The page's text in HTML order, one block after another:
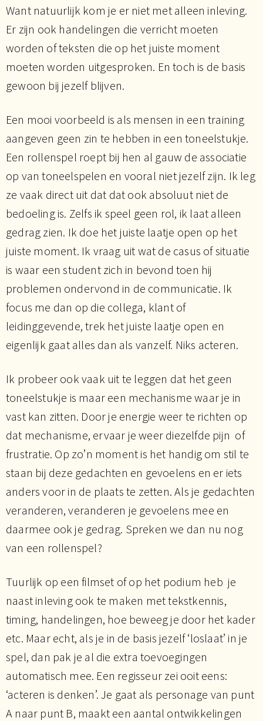
Want natuurlijk kom je er niet met alleen inleving.
Er zijn ook handelingen die verricht moeten
worden of teksten die op het juiste moment
moeten worden uitgesproken. En toch is de basis
gewoon bij jezelf blijven.
Een mooi voorbeeld is als mensen in een training
aangeven geen zin te hebben in een toneelstukje.
Een rollenspel roept bij hen al gauw de associatie
op van toneelspelen en vooral niet jezelf zijn. Ik leg
ze vaak direct uit dat dat ook absoluut niet de
bedoeling is. Zelfs ik speel geen rol, ik laat alleen
gedrag zien. Ik doe het juiste laatje open op het
juiste moment. Ik vraag uit wat de casus of situatie
is waar een student zich in bevond toen hij
problemen ondervond in de communicatie. Ik
focus me dan op die collega, klant of
leidinggevende, trek het juiste laatje open en
eigenlijk gaat alles dan als vanzelf. Niks acteren.
Ik probeer ook vaak uit te leggen dat het geen
toneelstukje is maar een mechanisme waar je in
vast kan zitten. Door je energie weer te richten op
dat mechanisme, ervaar je weer diezelfde pijn of
frustratie. Op zo’n moment is het handig om stil te
staan bij deze gedachten en gevoelens en er iets
anders voor in de plaats te zetten. Als je gedachten
veranderen, veranderen je gevoelens mee en
daarmee ook je gedrag. Spreken we dan nu nog
van een rollenspel?
Tuurlijk op een filmset of op het podium heb je
naast inleving ook te maken met tekstkennis,
timing, handelingen, hoe beweeg je door het kader
etc. Maar echt, als je in de basis jezelf ‘loslaat’ in je
spel, dan pak je al die extra toevoegingen
automatisch mee. Een regisseur zei ooit eens:
‘acteren is denken’. Je gaat als personage van punt
A naar punt B, maakt een aantal ontwikkelingen